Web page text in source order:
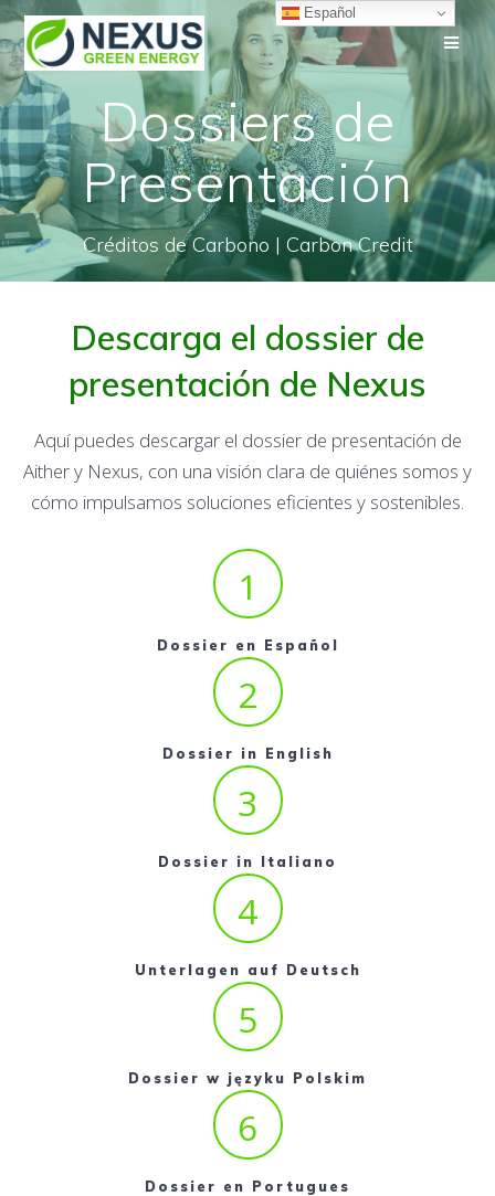
Saltar
al
contenido
Dossiers de
Presentación
Créditos de Carbono | Carbon Credit
Descarga el dossier de
presentación de Nexus
Aquí puedes descargar el dossier de presentación de
Aither y Nexus, con una visión clara de quiénes somos y
cómo impulsamos soluciones eficientes y sostenibles.
1
Dossier en Español
2
Dossier in English
3
Dossier in Italiano
4
Unterlagen auf Deutsch
5
Dossier w języku Polskim
6
Dossier en Portugues
Español